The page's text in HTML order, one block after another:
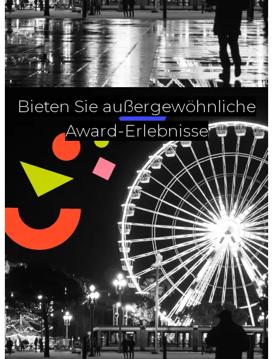
Bieten Sie außergewöhnliche
Award-Erlebnisse